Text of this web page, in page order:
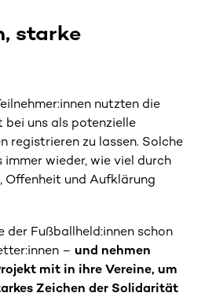
starke
nutzten die
bei uns als potenzielle
registrieren zu lassen. Solche
immer wieder, wie viel durch
Offenheit und Aufklärung
der Fußballheld:innen schon
– und nehmen
mit in ihre Vereine, um
Zeichen der Solidarität